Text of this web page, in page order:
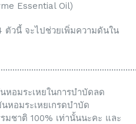
Essential Oil)
ตัวนี้ จะไปช่วยเพิ่มความดันใน
อมระเหยในการบำบัดลด
หอมระเหยเกรดบำบัด
มชาติ 100% เท่านั้นนะคะ และ